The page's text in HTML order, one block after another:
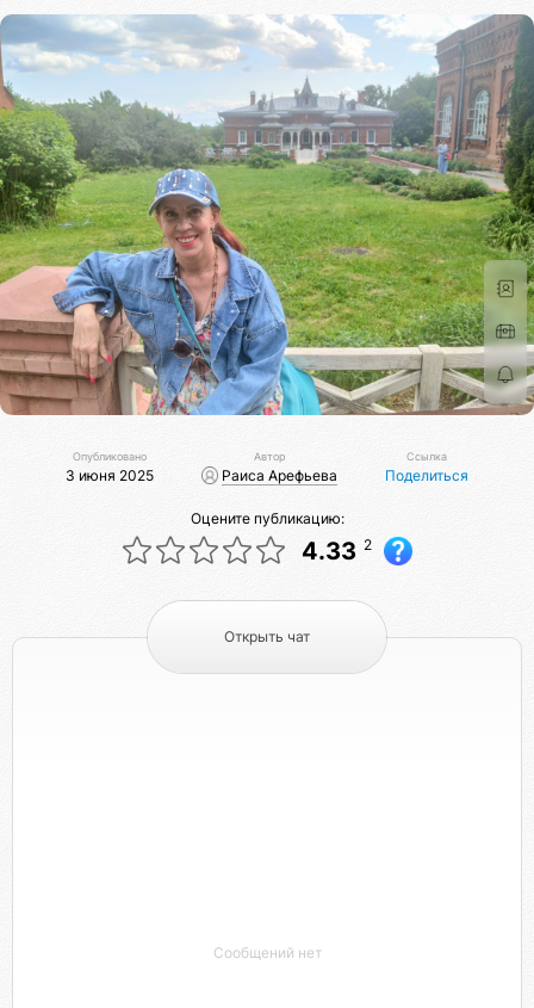
Опубликовано
3 июня 2025
Автор
Раиса Арефьева
Ссылка
Поделиться
Оцените публикацию:
4.33 2
Открыть чат
Сообщений нет